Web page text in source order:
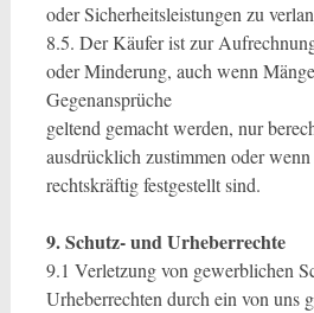
oder Sicherheitsleistungen zu
8.5. Der Käufer ist zur
oder Minderung, auch wenn
Gegenansprüche
geltend gemacht werden, nur
ausdrücklich zustimmen oder
rechtskräftig festgestellt sind.
9. Schutz- und Urheberrechte
9.1 Verletzung von gewerblichen
Urheberrechten durch ein von uns